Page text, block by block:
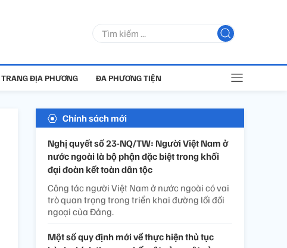
TRANG ĐỊA PHƯƠNG ĐA PHƯƠNG TIỆN
Chính sách mới
Nghị quyết số 23-NQ/TW: Người Việt Nam ở
nước ngoài là bộ phận đặc biệt trong khối
đại đoàn kết toàn dân tộc
Công tác người Việt Nam ở nước ngoài có vai
trò quan trọng trong triển khai đường lối đối
ngoại của Đảng.
Một số quy định mới về thực hiện thủ tục